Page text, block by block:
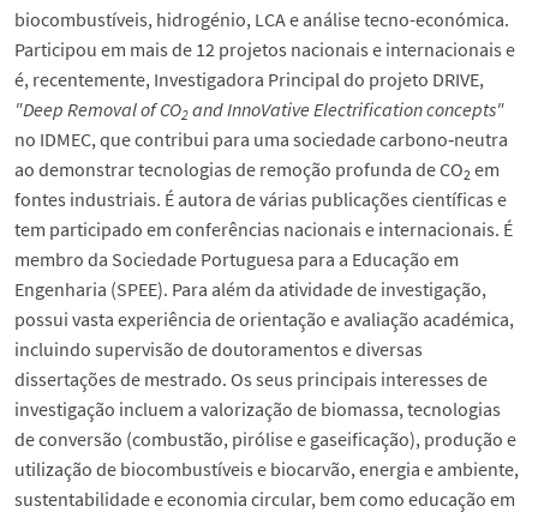
biocombustíveis, hidrogénio, LCA e análise tecno-económica.
Participou em mais de 12 projetos nacionais e internacionais e
é, recentemente, Investigadora Principal do projeto DRIVE,
"Deep Removal of CO2 and InnoVative Electrification concepts"
no IDMEC, que contribui para uma sociedade carbono‑neutra
ao demonstrar tecnologias de remoção profunda de CO2 em
fontes industriais. É autora de várias publicações científicas e
tem participado em conferências nacionais e internacionais. É
membro da Sociedade Portuguesa para a Educação em
Engenharia (SPEE). Para além da atividade de investigação,
possui vasta experiência de orientação e avaliação académica,
incluindo supervisão de doutoramentos e diversas
dissertações de mestrado. Os seus principais interesses de
investigação incluem a valorização de biomassa, tecnologias
de conversão (combustão, pirólise e gaseificação), produção e
utilização de biocombustíveis e biocarvão, energia e ambiente,
sustentabilidade e economia circular, bem como educação em